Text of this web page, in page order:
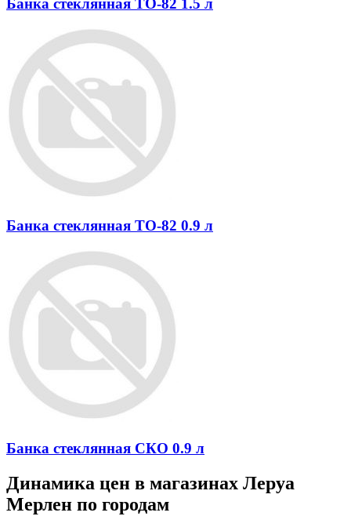
Банка стеклянная ТО-82 1.5 л
Банка стеклянная ТО-82 0.9 л
Банка стеклянная СКО 0.9 л
Динамика цен в магазинах Леруа
Мерлен по городам